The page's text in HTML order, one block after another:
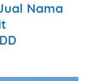
Nama